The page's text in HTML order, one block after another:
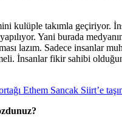
kulüple takımla geçiriyor.
Yani burada
lazım. Sadece insanlar
İnsanlar fikir sahibi
Ethem Sancak Siirt’e